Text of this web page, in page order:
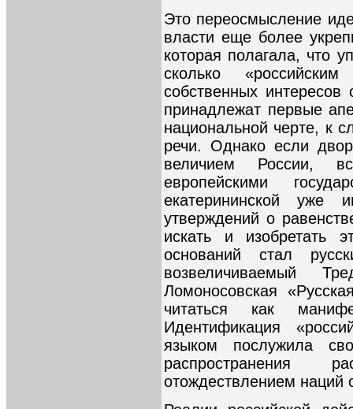
Это переосмысление
власти еще более
которая полагала, что
сколько
собственных интересов
принадлежат первые
национальной черте, к
речи. Однако если
величием России,
европейскими
екатерининской уже
утверждений о
искать и изобретать
оснований стал
возвеличиваемый
Ломоносовская
читаться как
Идентификация
языком послужила
распространения
отождествлением наций